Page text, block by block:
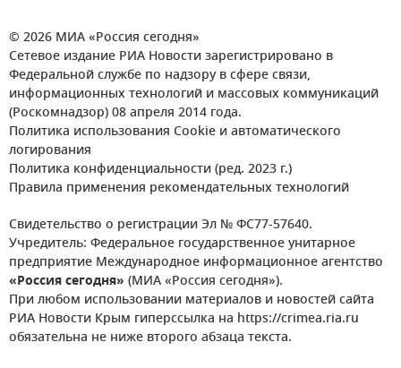
© 2026 МИА «Россия сегодня»
Сетевое издание РИА Новости зарегистрировано в
Федеральной службе по надзору в сфере связи,
информационных технологий и массовых коммуникаций
(Роскомнадзор) 08 апреля 2014 года.
Политика использования Cookie и автоматического
логирования
Политика конфиденциальности (ред. 2023 г.)
Правила применения рекомендательных технологий
Свидетельство о регистрации Эл № ФС77-57640.
Учредитель: Федеральное государственное унитарное
предприятие Международное информационное агентство
«Россия сегодня» (МИА «Россия сегодня»).
При любом использовании материалов и новостей сайта
РИА Новости Крым гиперссылка на https://crimea.ria.ru
обязательна не ниже второго абзаца текста.